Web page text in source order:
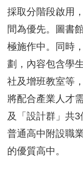
採取分階段啟用
間為優先。圖書
極施作中。同時
劃，內容包含學
社及增班教室等
將配合產業人才
及「設計群」共
普通高中附設職
的優質高中。